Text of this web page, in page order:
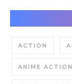
ACTION
ANIME ACTION